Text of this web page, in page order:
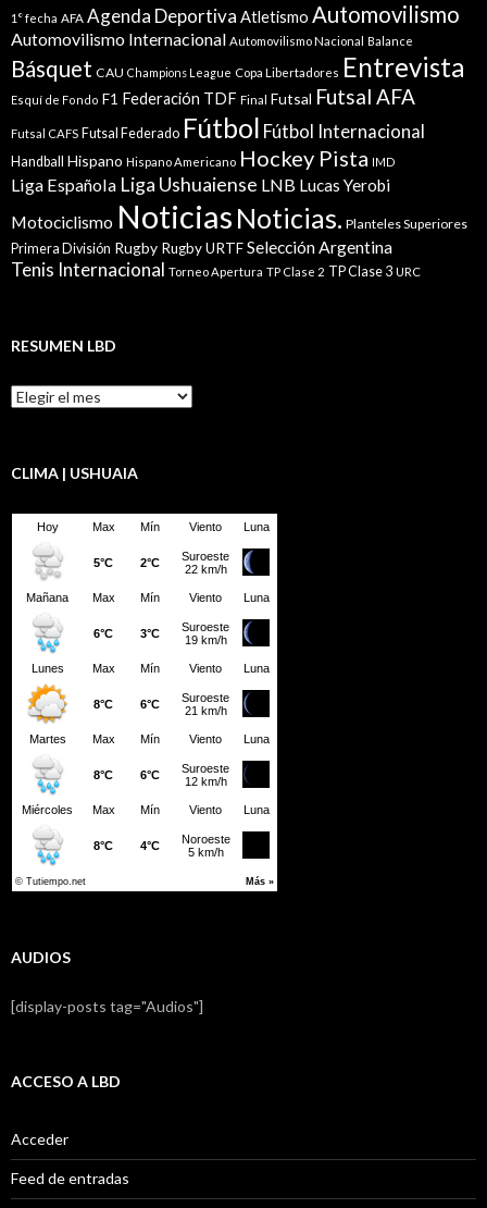
1° fecha AFA Agenda Deportiva Atletismo Automovilismo
Automovilismo Internacional Automovilismo Nacional Balance
Básquet CAU Champions League Copa Libertadores Entrevista
Esquí de Fondo F1 Federación TDF Final Futsal Futsal AFA
Futsal CAFS Futsal Federado Fútbol Fútbol Internacional
Handball Hispano Hispano Americano Hockey Pista IMD
Liga Española Liga Ushuaiense LNB Lucas Yerobi
Motociclismo Noticias Noticias. Planteles Superiores
Primera División Rugby Rugby URTFSelección Argentina
Tenis Internacional Torneo Apertura TP Clase 2 TP Clase 3 URC
RESUMEN LBD
Resumen
LBD
CLIMA | USHUAIA
AUDIOS
[display-posts tag="Audios"]
ACCESO A LBD
Acceder
Feed de entradas